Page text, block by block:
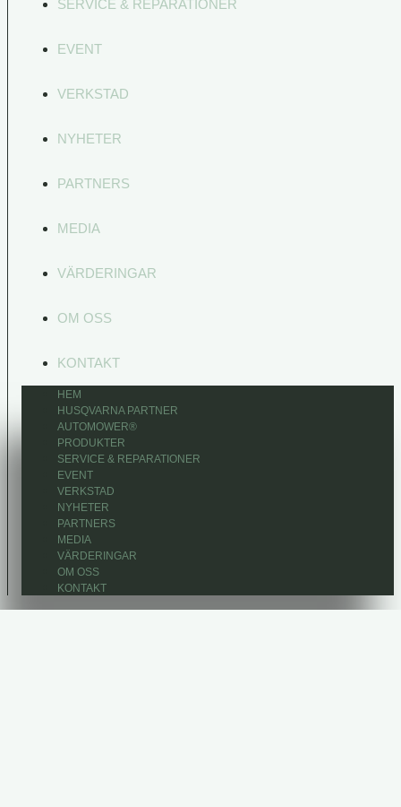
SERVICE & REPARATIONER
EVENT
VERKSTAD
NYHETER
PARTNERS
MEDIA
VÄRDERINGAR
OM OSS
KONTAKT
HEM
HUSQVARNA PARTNER
AUTOMOWER®
PRODUKTER
SERVICE & REPARATIONER
EVENT
VERKSTAD
NYHETER
PARTNERS
MEDIA
VÄRDERINGAR
OM OSS
KONTAKT